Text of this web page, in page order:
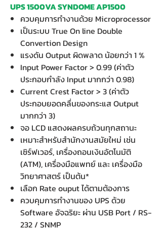
UPS 1500VA SYNDOME AP1500
ควบคุมการทำงานด้วย Microprocessor
เป็นระบบ True On line Double
Convertion Design
แรงดัน Output ผิดพลาด น้อยกว่า 1 %
Input Power Factor > 0.99 (ค่าตัว
ประกอบกำลัง Input มากกว่า 0.98)
Current Crest Factor > 3 (ค่าตัว
ประกอบยอดคลื่นของกระแส Output
มากกว่า 3)
จอ LCD แสดงผลครบถ้วนทุกสถานะ
เหมาะสำหรับสำนักงานสมัยใหม่ เช่น
เซิร์ฟเวอร์, เครื่องถอนเงินอัตโนมัติ
(ATM), เครื่องมือแพทย์ และ เครื่องมือ
วิทยาศาสตร์ เป็นต้น*
เลือก Rate ouput ได้ตามต้องการ
ควบคุมการทำงานของ UPS ด้วย
Software อัจฉริยะ ผ่าน USB Port / RS-
232 / SNMP